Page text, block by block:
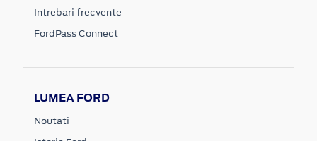
Intrebari frecvente
FordPass Connect
LUMEA FORD
Noutati